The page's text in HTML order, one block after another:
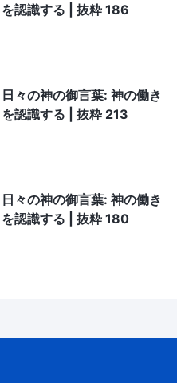
を認識する | 抜粋 186
日々の神の御言葉: 神の働き
を認識する | 抜粋 213
日々の神の御言葉: 神の働き
を認識する | 抜粋 180